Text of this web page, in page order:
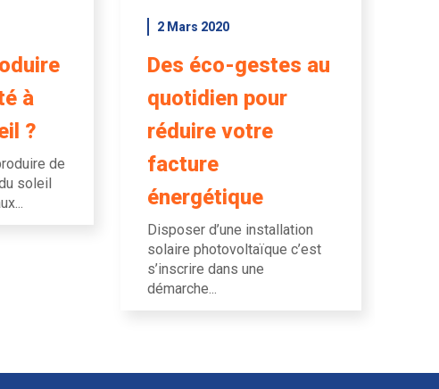
à
?
de
soleil
2 Mars 2020
Des éco-gestes au
quotidien pour
réduire votre
facture
énergétique
Disposer d’une installation
solaire photovoltaïque c’est
s’inscrire dans une
démarche...